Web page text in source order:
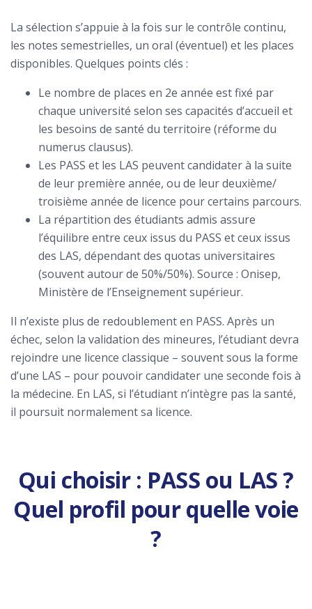
La sélection s’appuie à la fois sur le contrôle continu,
les notes semestrielles, un oral (éventuel) et les places
disponibles. Quelques points clés :
Le nombre de places en 2e année est fixé par
chaque université selon ses capacités d’accueil et
les besoins de santé du territoire (réforme du
numerus clausus).
Les PASS et les LAS peuvent candidater à la suite
de leur première année, ou de leur deuxième/
troisième année de licence pour certains parcours.
La répartition des étudiants admis assure
l’équilibre entre ceux issus du PASS et ceux issus
des LAS, dépendant des quotas universitaires
(souvent autour de 50%/50%). Source : Onisep,
Ministère de l’Enseignement supérieur.
Il n’existe plus de redoublement en PASS. Après un
échec, selon la validation des mineures, l’étudiant devra
rejoindre une licence classique – souvent sous la forme
d’une LAS – pour pouvoir candidater une seconde fois à
la médecine. En LAS, si l’étudiant n’intègre pas la santé,
il poursuit normalement sa licence.
Qui choisir : PASS ou LAS ?
Quel profil pour quelle voie
?